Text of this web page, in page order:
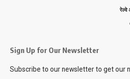
रेल्वे
Sign Up for Our Newsletter
Subscribe to our newsletter to get our